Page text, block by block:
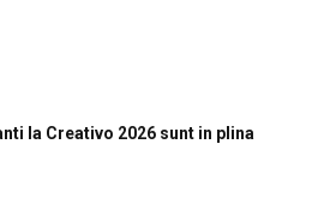
la Creativo 2026 sunt in plina